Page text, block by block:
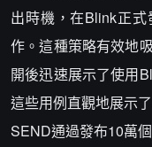
出時機，在Blink正
作。這種策略有效地
開後迅速展示了使用
這些用例直觀地展示
SEND通過發布10萬